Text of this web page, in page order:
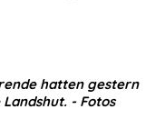
hatten gestern
- Fotos